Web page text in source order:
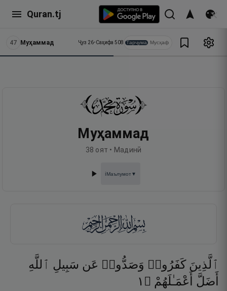
Quran.tj
47 Муҳаммад Ҷуз 26•Саҳифа 508 Тарҷума Мусҳаф
Муҳаммад
38 оят • Мадинӣ
ℹ️Маълумот▼
ٱلَّذِينَ كَفَرُوا۟ وَصَدُّوا۟ عَن سَبِيلِ ٱللَّهِ
أَضَلَّ
أَعْمَـٰلَهُمْ ۝ ١